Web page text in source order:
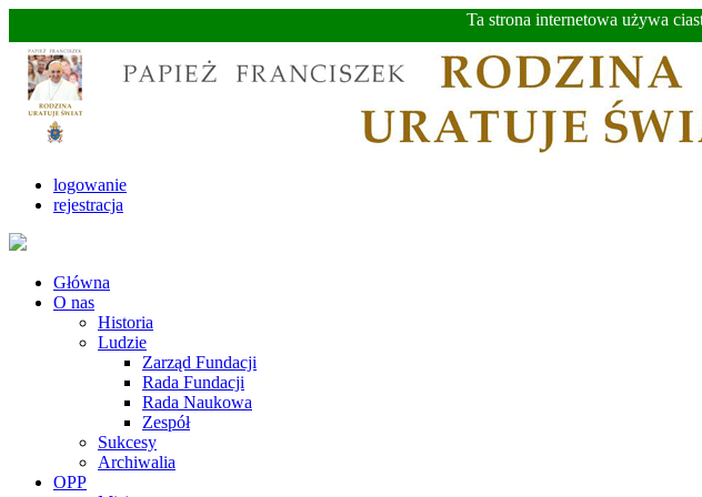
Ta strona internetowa używa
logowanie
rejestracja
Główna
O nas
Historia
Ludzie
Zarząd Fundacji
Rada Fundacji
Rada Naukowa
Zespół
Sukcesy
Archiwalia
OPP